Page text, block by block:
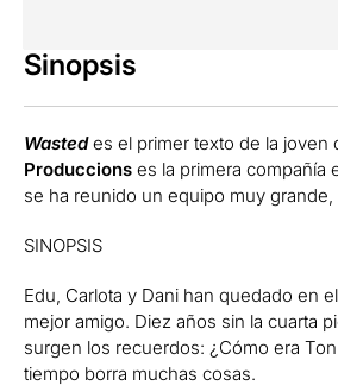
Sinopsis
Wastedes el primer texto de la joven
Produccionses la primera compañía
se ha reunido un equipo muy grande,
SINOPSIS
Edu, Carlota y Dani han quedado en
mejor amigo. Diez años sin la cuarta
surgen los recuerdos: ¿Cómo era
tiempo borra muchas cosas.